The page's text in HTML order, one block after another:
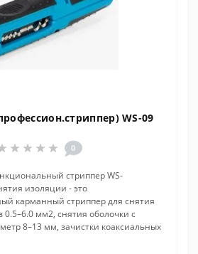
WS-09
0
стриппер WS-
изоляции - это
карманный стриппер для снятия
0.5–6.0 мм2, снятия оболочки с
8–13 мм, зачистки коаксиальных